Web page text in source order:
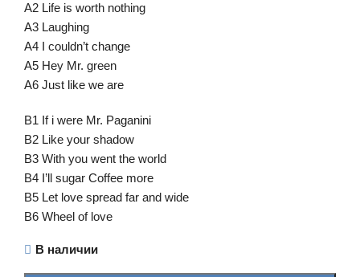
A2 Life is worth nothing
A3 Laughing
A4 I couldn’t change
A5 Hey Mr. green
A6 Just like we are
B1 If i were Mr. Paganini
B2 Like your shadow
B3 With you went the world
B4 I’ll sugar Coffee more
B5 Let love spread far and wide
B6 Wheel of love
В наличии